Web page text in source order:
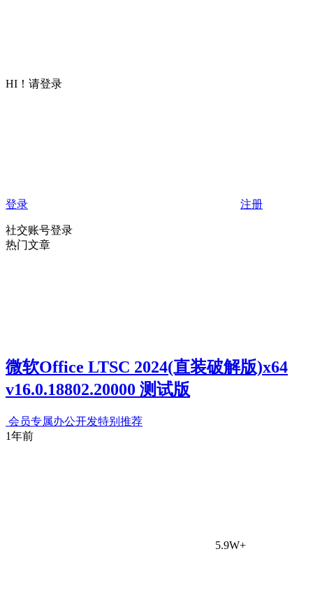
HI！请登录
登录 注册
社交账号登录
热门文章
微软Office LTSC 2024(直装破解版)x64
v16.0.18802.20000 测试版
会员专属办公开发特别推荐
1年前
5.9W+